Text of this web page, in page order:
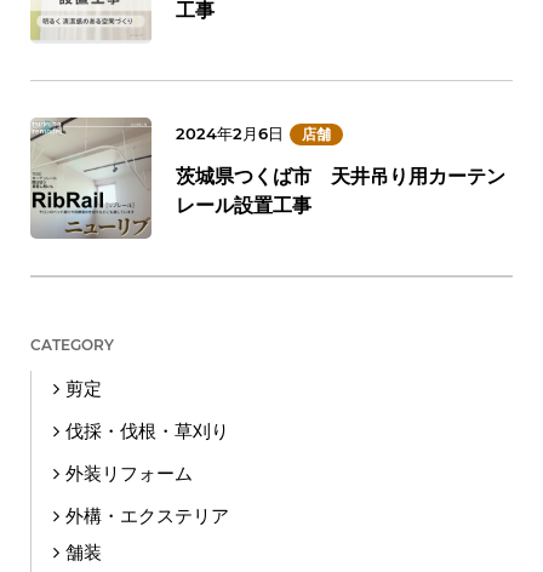
工事
2024年2月6日 店舗
茨城県つくば市 天井吊り用カーテン
レール設置工事
CATEGORY
剪定
伐採・伐根・草刈り
外装リフォーム
外構・エクステリア
舗装